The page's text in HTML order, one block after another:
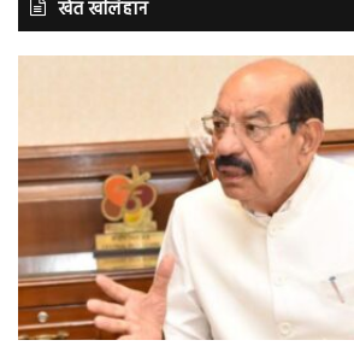
खेत खलिहान